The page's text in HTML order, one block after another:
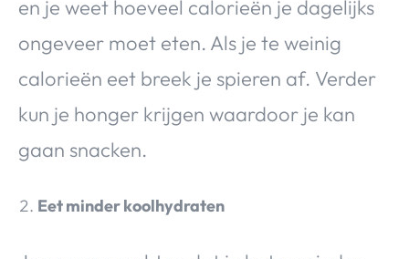
en je weet hoeveel calorieën je dagelijks
ongeveer moet eten. Als je te weinig
calorieën eet breek je spieren af. Verder
kun je honger krijgen waardoor je kan
gaan snacken.
Eet minder koolhydraten